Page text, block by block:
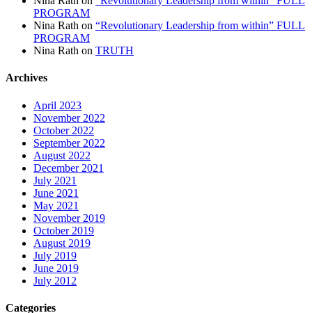
PROGRAM
Nina Rath on “Revolutionary Leadership from within” FULL
PROGRAM
Nina Rath on TRUTH
Archives
April 2023
November 2022
October 2022
September 2022
August 2022
December 2021
July 2021
June 2021
May 2021
November 2019
October 2019
August 2019
July 2019
June 2019
July 2012
Categories